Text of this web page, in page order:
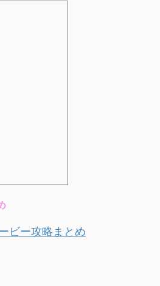
ビー攻略まとめ